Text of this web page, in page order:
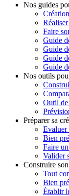
Nos guides
Faire
Guide
Guide
Guide
Guide
Nos outils
Outil de
Préparer sa
Evaluer
Bien
Faire
Valider
Construire
Tout
Bien
Établir